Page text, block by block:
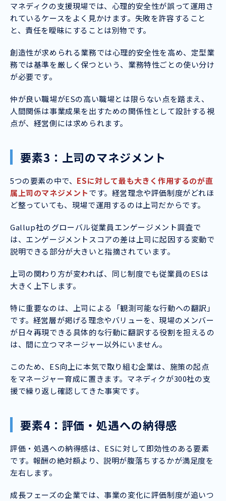
マネディクの支援現場では、心理的安全性が誤って運用さ
れているケースをよく見かけます。失敗を許容すること
と、責任を曖昧にすることは別物です。
創造性が求められる業務では心理的安全性を高め、定型業
務では基準を厳しく保つという、業務特性ごとの使い分け
が必要です。
仲が良い職場がESの高い職場とは限らない点を踏まえ、
人間関係は事業成果を出すための関係性として設計する視
点が、経営側には求められます。
要素3：上司のマネジメント
5つの要素の中で、 ESに対して最も大きく作用するのが直
属上司のマネジメントです。経営理念や評価制度がどれほ
ど整っていても、現場で運用するのは上司だからです。
Gallup社のグローバル従業員エンゲージメント調査で
は、エンゲージメントスコアの差は上司に起因する変動で
説明できる部分が大きいと指摘されています。
上司の関わり方が変われば、同じ制度でも従業員のESは
大きく上下します。
特に重要なのは、上司による「観測可能な行動への翻訳」
です。経営層が掲げる理念やバリューを、現場のメンバー
が日々再現できる具体的な行動に翻訳する役割を担えるの
は、間に立つマネージャー以外にいません。
このため、ES向上に本気で取り組む企業は、施策の起点
をマネージャー育成に置きます。マネディクが300社の支
援で繰り返し確認してきた事実です。
要素4：評価・処遇への納得感
評価・処遇への納得感は、ESに対して即効性のある要素
です。報酬の絶対額より、説明が腹落ちするかが満足度を
左右します。
成長フェーズの企業では、事業の変化に評価制度が追いつ